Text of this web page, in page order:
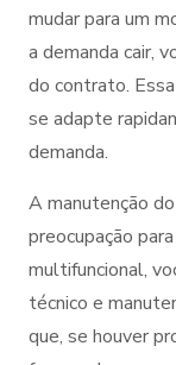
mudar para um
a demanda cair,
do contrato.
se adapte
demanda.
A manutenção
preocupação
multifuncional,
técnico e
que, se houver